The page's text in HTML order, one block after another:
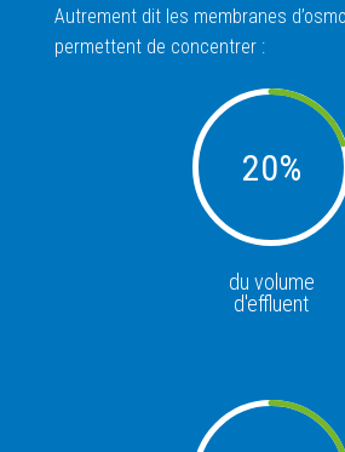
Autrement dit les membranes
permettent de concentrer :
20%
du volume
d'effluent